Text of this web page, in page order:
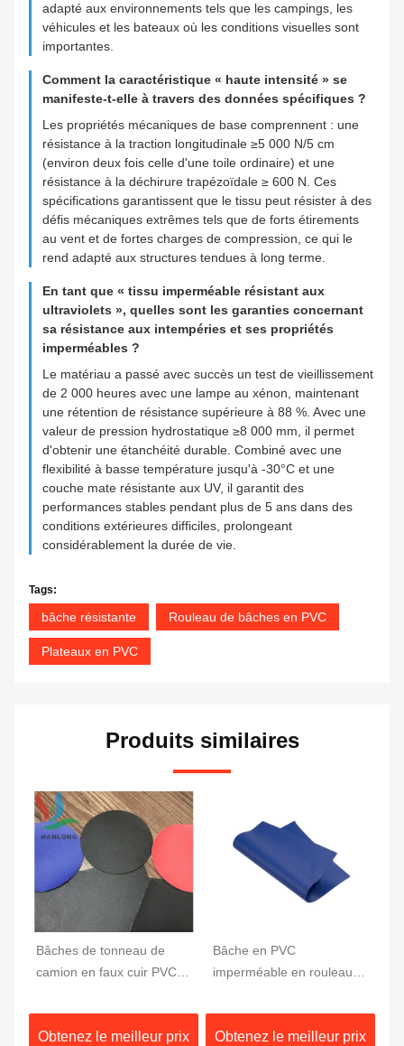
adapté aux environnements tels que les campings, les
véhicules et les bateaux où les conditions visuelles sont
importantes.
Comment la caractéristique « haute intensité » se
manifeste-t-elle à travers des données spécifiques ?
Les propriétés mécaniques de base comprennent : une
résistance à la traction longitudinale ≥5 000 N/5 cm
(environ deux fois celle d'une toile ordinaire) et une
résistance à la déchirure trapézoïdale ≥ 600 N. Ces
spécifications garantissent que le tissu peut résister à des
défis mécaniques extrêmes tels que de forts étirements
au vent et de fortes charges de compression, ce qui le
rend adapté aux structures tendues à long terme.
En tant que « tissu imperméable résistant aux
ultraviolets », quelles sont les garanties concernant
sa résistance aux intempéries et ses propriétés
imperméables ?
Le matériau a passé avec succès un test de vieillissement
de 2 000 heures avec une lampe au xénon, maintenant
une rétention de résistance supérieure à 88 %. Avec une
valeur de pression hydrostatique ≥8 000 mm, il permet
d'obtenir une étanchéité durable. Combiné avec une
flexibilité à basse température jusqu'à -30°C et une
couche mate résistante aux UV, il garantit des
performances stables pendant plus de 5 ans dans des
conditions extérieures difficiles, prolongeant
considérablement la durée de vie.
Tags:
bâche résistante Rouleau de bâches en PVC
Plateaux en PVC
Produits similaires
Bâches de tonneau de
camion en faux cuir PVC
couverture de lit de camion
1000DX1000D 20X20
Obtenez le meilleur prix
Bâche en PVC
imperméable en rouleau
résistance enduite pour
camion 610GSM
Obtenez le meilleur prix